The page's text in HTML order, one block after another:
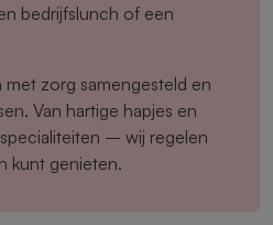
bedrijfslunch of een
zorg samengesteld en
Van hartige hapjes en
– wij regelen
kunt genieten.